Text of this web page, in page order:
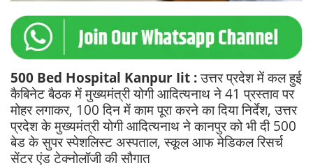
500 Bed Hospital Kanpur Iit :उत्तर प्रदेश में कल हुई
कैबिनेट बैठक में मुख्यमंत्री योगी आदित्यनाथ ने 41 प्रस्ताव पर
मोहर लगाकर, 100 दिन में काम पूरा करने का दिया निर्देश, उत्तर
प्रदेश के मुख्यमंत्री योगी आदित्यनाथ ने कानपुर को भी दी 500
बेड के सुपर स्पेशलिस्ट अस्पताल, स्कूल आफ मेडिकल रिसर्च
सेंटर एंड टेक्नोलॉजी की सौगात